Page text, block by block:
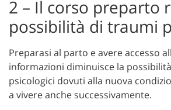
2 – Il corso preparto
possibilità di traumi
Preparasi al parto e avere accesso
informazioni diminuisce la
psicologici dovuti alla nuova
a vivere anche successivamente.